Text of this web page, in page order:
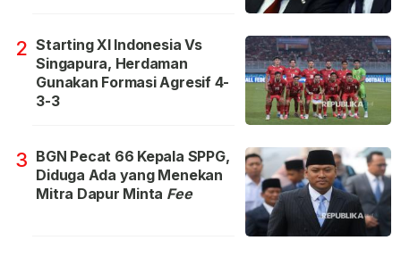
2 Starting XI Indonesia Vs
Singapura, Herdaman
Gunakan Formasi Agresif 4-
3-3
3 BGN Pecat 66 Kepala SPPG,
Diduga Ada yang Menekan
Mitra Dapur Minta Fee